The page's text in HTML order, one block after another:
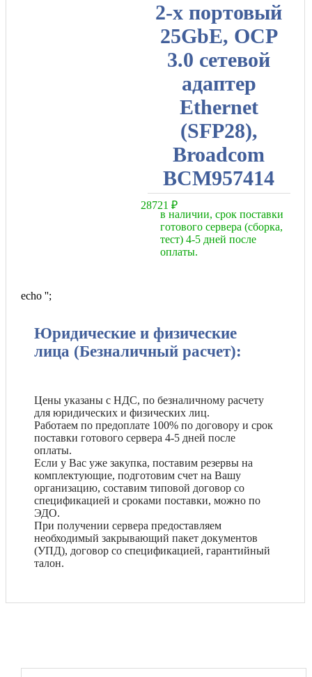
2-х портовый
25GbE, OCP
3.0 сетевой
адаптер
Ethernet
(SFP28),
Broadcom
BCM957414
28721 ₽
в наличии, срок поставки
готового сервера (сборка,
тест) 4-5 дней после
оплаты.
echo '';
Юридические и физические
лица (Безналичный расчет):
Цены указаны с НДС, по безналичному расчету
для юридических и физических лиц.
Работаем по предоплате 100% по договору и срок
поставки готового сервера 4-5 дней после
оплаты.
Если у Вас уже закупка, поставим резервы на
комплектующие, подготовим счет на Вашу
организацию, составим типовой договор со
спецификацией и сроками поставки, можно по
ЭДО.
При получении сервера предоставляем
необходимый закрывающий пакет документов
(УПД), договор со спецификацией, гарантийный
талон.